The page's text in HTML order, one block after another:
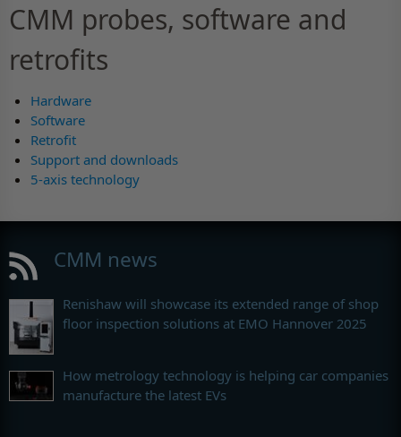
CMM probes, software and
retrofits
Hardware
Software
Retrofit
Support and downloads
5-axis technology
CMM news
Renishaw will showcase its extended range of shop
floor inspection solutions at EMO Hannover 2025
How metrology technology is helping car companies
manufacture the latest EVs